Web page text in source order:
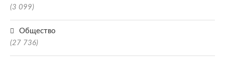
(3 099)
Общество
(27 736)